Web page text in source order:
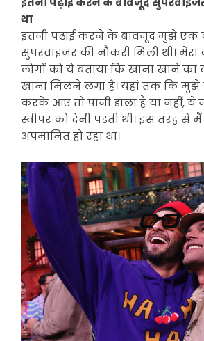
था
इतनी पढ़ाई करने के बावजूद मुझे एक
सुपरवाइजर की नौकरी मिली थी। मेरा
लोगों को ये बताया कि खाना खाने का
खाना मिलने लगा है। यहां तक कि
करके आए तो पानी डाला है या नहीं, ये
स्वीपर को देनी पड़ती थी। इस तरह से
अपमानित हो रहा था।